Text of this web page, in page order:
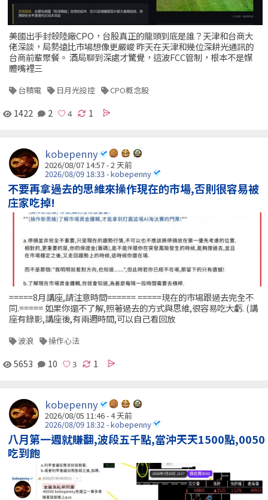
美國出手封殺陸廠CPO，台股真正的龍頭到底是誰？天津和台商大
佬深談，局勢遠比市場想像更嚴峻 昨天在天津和幾位深耕光通訊的
台商前輩聚餐。 酒局聊到深處才驚覺，這波FCC管制，根本不是媒
體嘴裡三
台積電 日月光投控 CPO概念股
1422 2 1
kobepenny
2026/08/07 14:57 - 2 天前
2026/08/09 18:33 - kobepenny
不要再拿過去的思維來操作現在的市場,否則很容易被
庄家吃掉!
=====8月講座,請注意時間====== =====現在的市場跟過去完全不
同.===== 如果你還不了解,照著過去的方式與思維,很容易吃大虧. (講
座有錄影,講座後,有兩週時間,可以自己看回放
波浪 操作心法
5653 10 1
kobepenny
2026/08/05 11:46 - 4 天前
2026/08/09 18:32 - kobepenny
八月第一週就賺翻,波段五千點,當沖天天1500點,0050
吃到飽